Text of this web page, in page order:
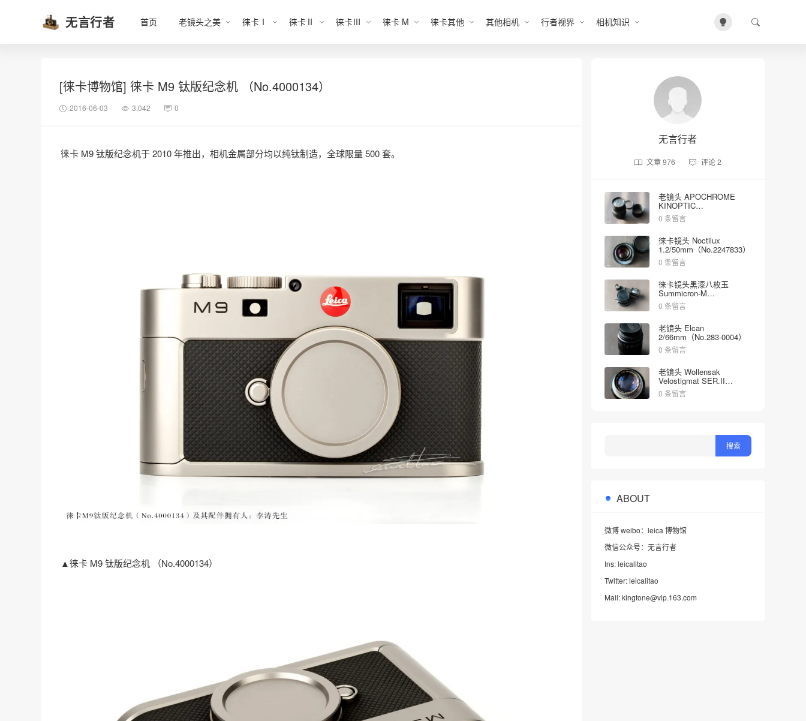
无言行者 首页 老镜头之美 徕卡Ⅰ 徕卡Ⅱ 徕卡Ⅲ 徕卡 M 徕卡其他 其他相机 行者视界 相机知识
[徕卡博物馆] 徕卡 M9 钛版纪念机 （No.4000134）
2016-06-03 3,042 0
徕卡 M9 钛版纪念机于 2010 年推出，相机金属部分均以纯钛制造，全球限量 500 套。
▲徕卡 M9 钛版纪念机 （No.4000134）
无言行者
文章976 评论2
老镜头 APOCHROME
KINOPTIC
2/100mm（No.5023）
0 条留言
徕卡镜头 Noctilux
1.2/50mm（No.2247833）
0 条留言
徕卡镜头黑漆八枚玉
Summicron-M
2/35mm（No.1998613）
0 条留言
老镜头 Elcan
2/66mm（No.283-0004）
0 条留言
老镜头 Wollensak
Velostigmat SER.II
4.5/127mm（No.452349）
0 条留言
ABOUT
微博 weibo：leica 博物馆
微信公众号：无言行者
Ins: leicalitao
Twitter: leicalitao
Mail: kingtone@vip.163.com